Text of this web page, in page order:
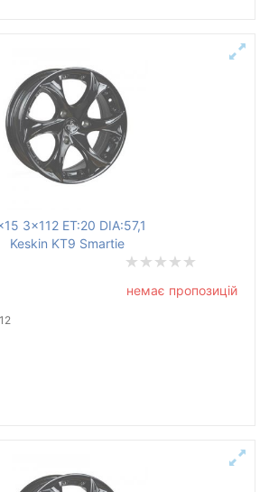
3x112 ET:20 DIA:57,1
Keskin KT9 Smartie
немає пропозицій